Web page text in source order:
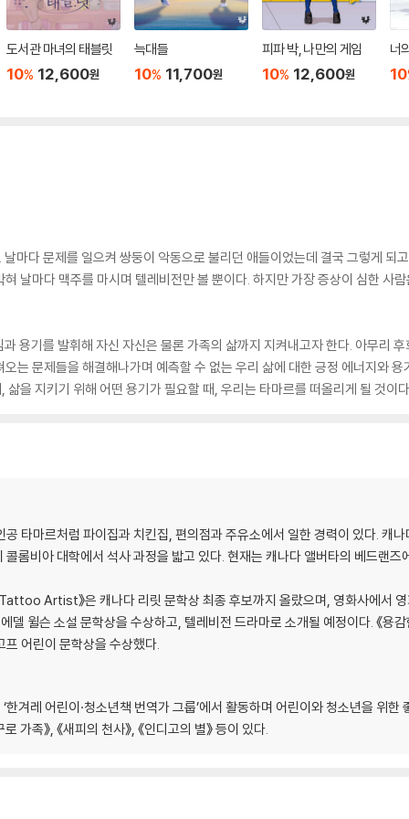
도서관 마녀의 태블릿
10% 12,600원
늑대들
10% 11,700원
피파 박, 나만의 게임
10% 12,600원
너
10
마다 문제를 일으켜 쌍둥이 악동으로 불리던 애들이었는데 결국 그렇게 되
날마다 맥주를 마시며 텔레비전만 볼 뿐이다. 하지만 가장 증상이 심한 사
용기를 발휘해 자신 자신은 물론 가족의 삶까지 지켜내고자 한다. 아무리
는 문제들을 해결해나가며 예측할 수 없는 우리 삶에 대한 긍정 에너지와
을 지키기 위해 어떤 용기가 필요할 때, 우리는 타마르를 떠올리게 될 것이
타마르처럼 파이집과 치킨집, 편의점과 주유소에서 일한 경력이 있다. 캐
롬비아 대학에서 석사 과정을 밟고 있다. 현재는 캐나다 앨버타의 베드랜
Artist》은 캐나다 리릿 문학상 최종 후보까지 올랐으며, 영화사에서 영
델 윌슨 소설 문학상을 수상하고, 텔레비전 드라마로 소개될 예정이다. 《
어린이 문학상을 수상했다.
겨레 어린이·청소년책 번역가 그룹’에서 활동하며 어린이와 청소년을 위한
가족》, 《새피의 천사》, 《인디고의 별》 등이 있다.